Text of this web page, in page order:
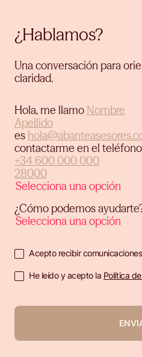
¿Hablamos?
Una conversación para
claridad.
Hola, me llamo
es
contactarme en el teléfono
¿Cómo podemos
Acepto recibir
He leído y acepto la Política